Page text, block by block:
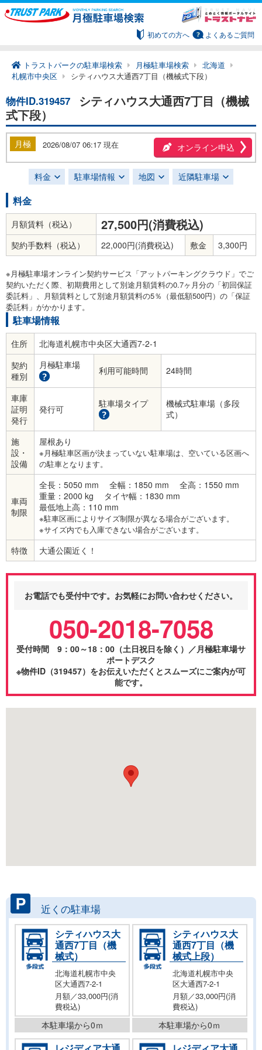
初めての方へ よくあるご質問
トラストパークの駐車場検索 月極駐車場検索
北海道
札幌市中央区
シティハウス大通西7丁目（機械式下段）
物件ID.319457
シティハウス大通西7丁目（機械
式下段）
月極 2026/08/07 06:17 現在 オンライン申込
料金 駐車場情報 地図 近隣駐車場
料金
月額賃料（税込） 27,500円(消費税込)
契約手数料（税込） 22,000円(消費税込) 敷金 3,300円
※月極駐車場オンライン契約サービス「アットパーキングクラウド」でご
契約いただく際、初期費用として別途月額賃料の0.7ヶ月分の「初回保証
委託料」、月額賃料として別途月額賃料の5％（最低額500円）の「保証
委託料」がかかります。
駐車場情報
住所
北海道札幌市中央区大通西7-2-1
契約
種別
月極駐車場 利用可能時間 24時間
車庫
証明
発行
発行可 駐車場タイプ
機械式駐車場（多段
式）
施
設・
設備
屋根あり
※月極駐車区画が決まっていない駐車場は、空いている区画へ
の駐車となります。
車両
制限
全長：5050 mm 全幅：1850 mm
全高：1550 mm
重量：2000 kg
タイヤ幅：1830 mm
最低地上高：110 mm
※駐車区画によりサイズ制限が異なる場合がございます。
※サイズ内でも入庫できない場合がございます。
特徴 大通公園近く！
お電話でも受付中です。お気軽にお問い合わせください。
050-2018-7058
受付時間 9：00～18：00（土日祝日を除く）／月極駐車場サ
ポートデスク
※物件ID（319457）をお伝えいただくとスムーズにご案内が可
能です。
近くの駐車場
シティハウス大
通西7丁目（機
械式）
北海道札幌市中央
区大通西7-2-1
月額／33,000円(消
費税込)
本駐車場から0ｍ
シティハウス大
通西7丁目（機
械式上段）
北海道札幌市中央
区大通西7-2-1
月額／33,000円(消
費税込)
本駐車場から0ｍ